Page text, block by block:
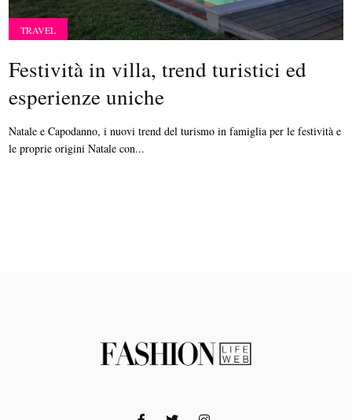
TRAVEL
Festività in villa, trend turistici ed
esperienze uniche
Natale e Capodanno, i nuovi trend del turismo in famiglia per le festività e
le proprie origini Natale con...